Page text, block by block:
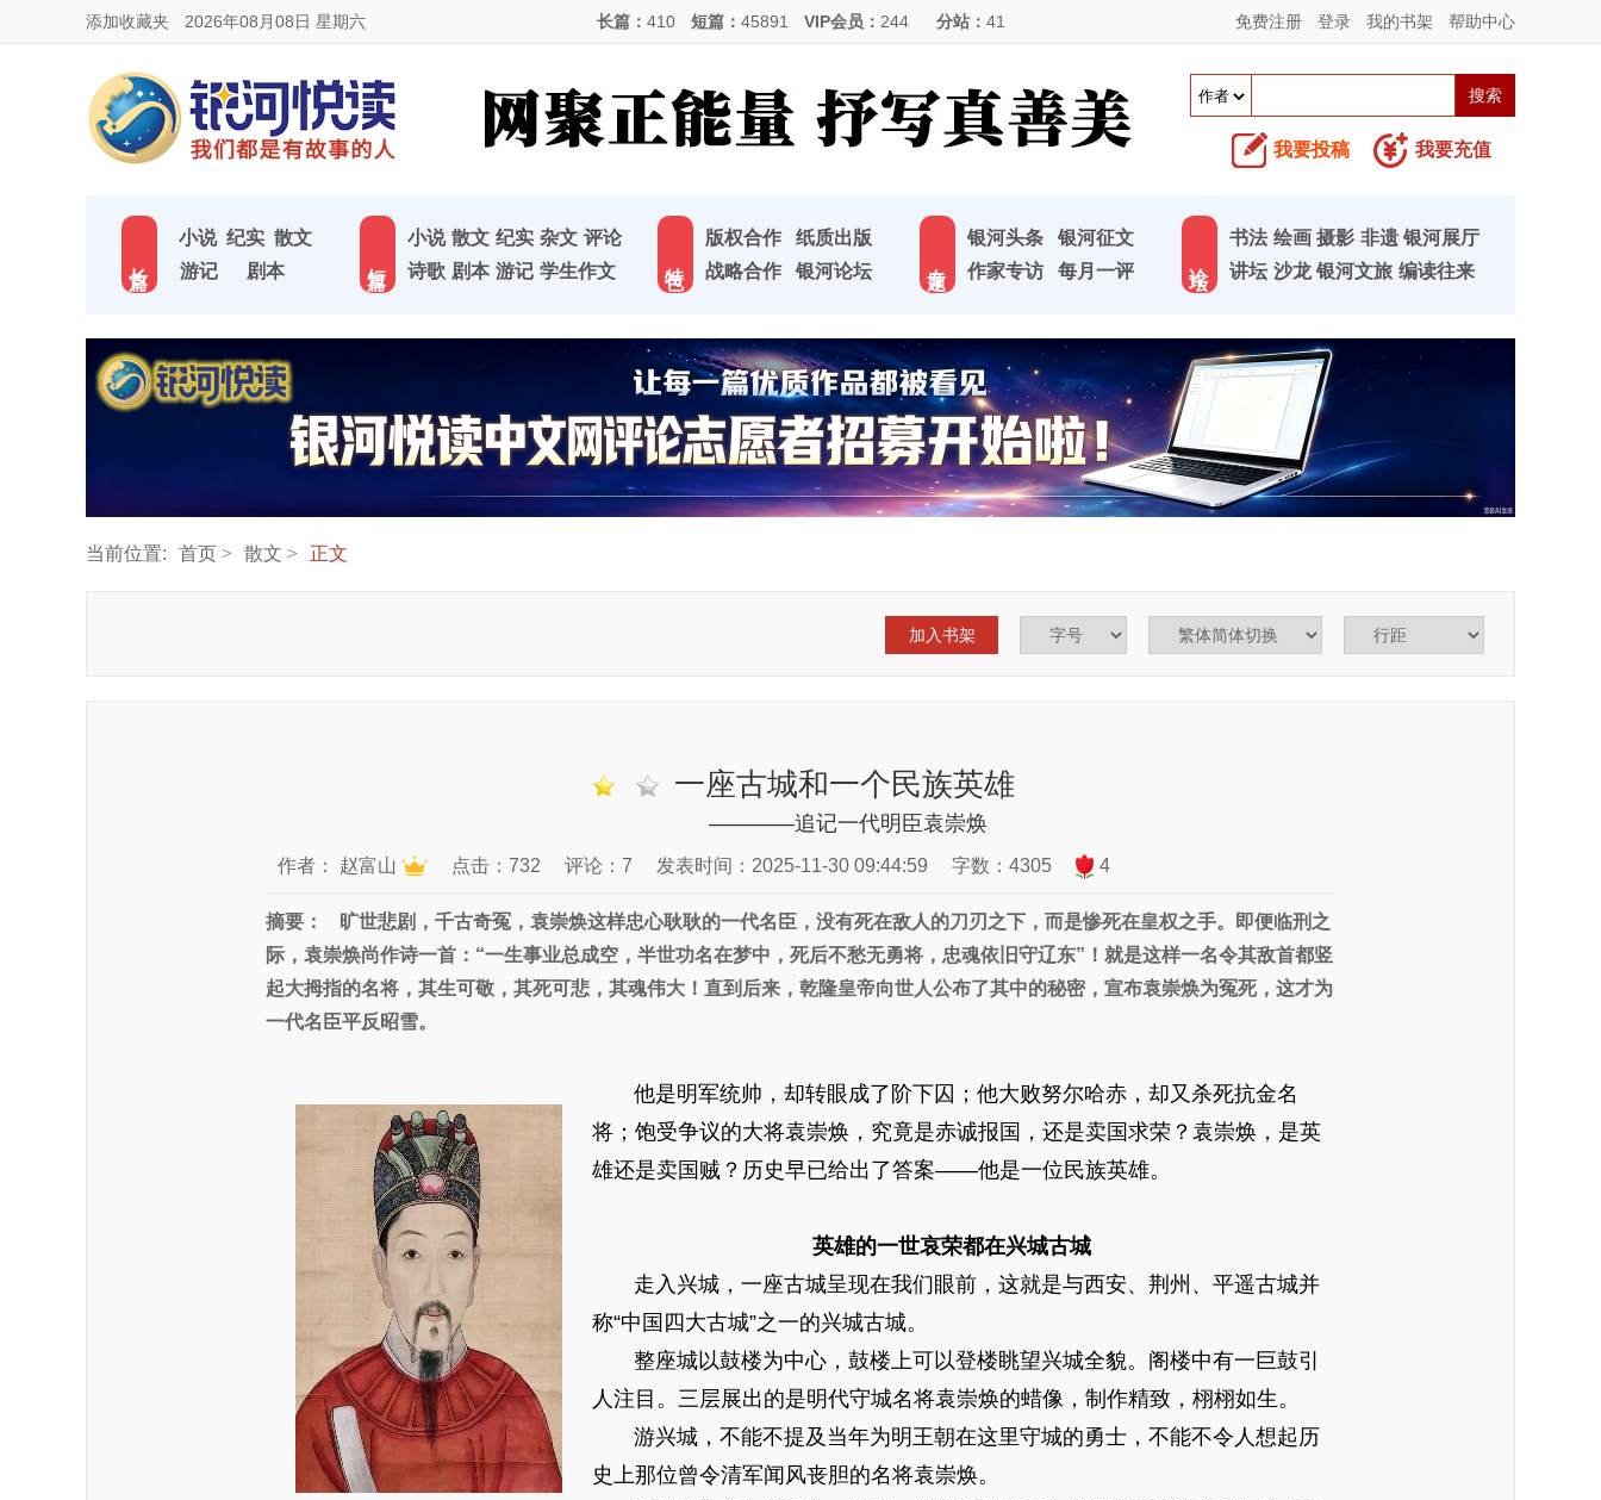
添加收藏夹 2026年08月08日 星期六 长篇： 410 短篇： 45891 VIP会员： 244 分站： 41 免费注册 登录 我的书架 帮助中心
我要投稿 我要充值
小说 纪实 散文
游记
剧本
小说 散文 纪实 杂文 评论
诗歌 剧本 游记 学生作文
版权合作
纸质出版
战略合作
银河论坛
银河头条
银河征文
作家专访
每月一评
书法 绘画 摄影 非遗 银河展厅
讲坛 沙龙 银河文旅 编读往来
当前位置: 首页 散文 正文
加入书架
一座古城和一个民族英雄
————追记一代明臣袁崇焕
作者： 赵富山 点击：732 评论：7 发表时间：2025-11-30 09:44:59 字数：4305 4
摘要：
旷世悲剧，千古奇冤，袁崇焕这样忠心耿耿的一代名臣，没有死在敌人的刀刃之下，而是惨死在皇权之手。即便临刑之
际，袁崇焕尚作诗一首：“一生事业总成空，半世功名在梦中，死后不愁无勇将，忠魂依旧守辽东”！就是这样一名令其敌首都竖
起大拇指的名将，其生可敬，其死可悲，其魂伟大！直到后来，乾隆皇帝向世人公布了其中的秘密，宣布袁崇焕为冤死，这才为
一代名臣平反昭雪。
他是明军统帅，却转眼成了阶下囚；他大败努尔哈赤，却又杀死抗金名
将；饱受争议的大将袁崇焕，究竟是赤诚报国，还是卖国求荣？袁崇焕，是英
雄还是卖国贼？历史早已给出了答案——他是一位民族英雄。
英雄的一世哀荣都在兴城古城
走入兴城，一座古城呈现在我们眼前，这就是与西安、荆州、平遥古城并
称“中国四大古城”之一的兴城古城。
整座城以鼓楼为中心，鼓楼上可以登楼眺望兴城全貌。阁楼中有一巨鼓引
人注目。三层展出的是明代守城名将袁崇焕的蜡像，制作精致，栩栩如生。
游兴城，不能不提及当年为明王朝在这里守城的勇士，不能不令人想起历
史上那位曾令清军闻风丧胆的名将袁崇焕。